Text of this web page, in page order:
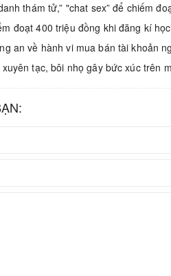
thám tử,” "chat sex” để chiếm
đoạt 400 triệu đồng khi đăng kí
an về hành vi mua bán tài khoản
tạc, bôi nhọ gây bức xúc trên